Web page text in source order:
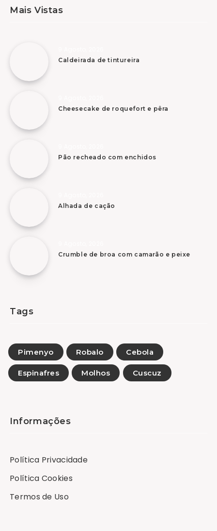
Mais Vistas
Caldeirada de tintureira
Cheesecake de roquefort e pêra
Pão recheado com enchidos
Alhada de cação
Crumble de broa com camarão e peixe
Tags
Pimenyo Robalo Cebola
Espinafres Molhos Cuscuz
Informações
Política Privacidade
Política Cookies
Termos de Uso